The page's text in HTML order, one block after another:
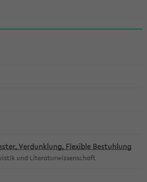
Verdunklung, Flexible Bestuhlung
und Literaturwissenschaft